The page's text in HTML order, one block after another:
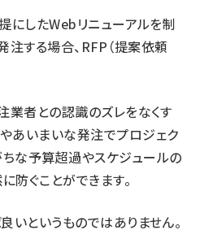
にしたWebリニューアルを制
する場合、RFP（提案依頼
業者との認識のズレをなくす
あいまいな発注でプロジェク
な予算超過やスケジュールの
防ぐことができます。
いというものではありません。